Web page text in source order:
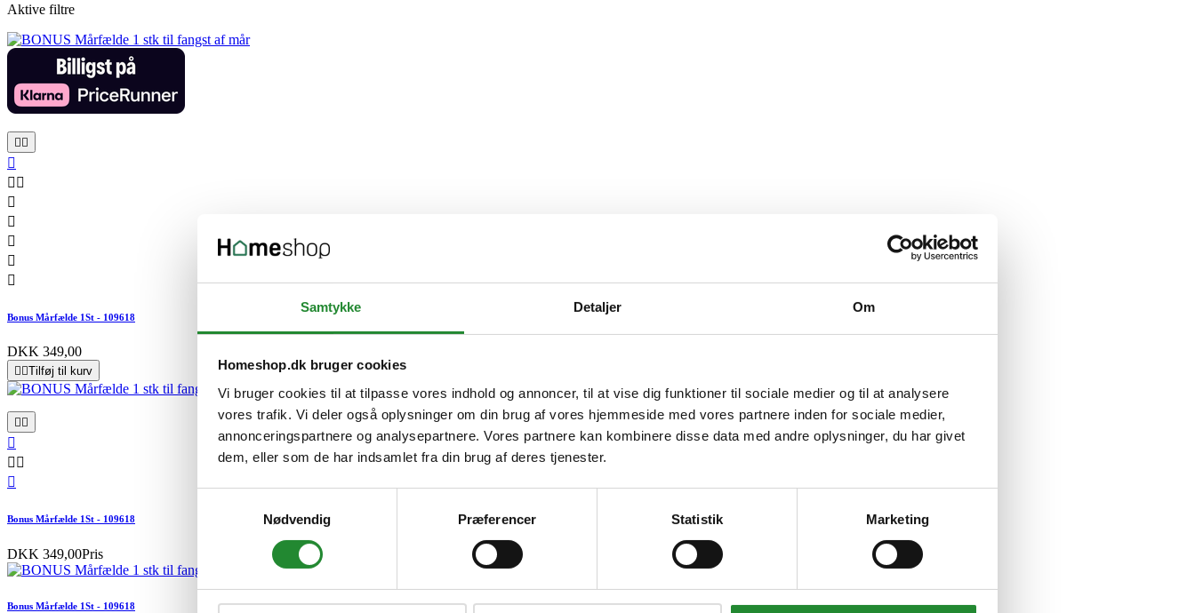
Samtykke Detaljer Om
Homeshop.dk bruger cookies
Vi bruger cookies til at tilpasse vores indhold og annoncer, til at vise dig funktioner til sociale medier og til at analysere
vores trafik. Vi deler også oplysninger om din brug af vores hjemmeside med vores partnere inden for sociale medier,
annonceringspartnere og analysepartnere. Vores partnere kan kombinere disse data med andre oplysninger, du har givet
dem, eller som de har indsamlet fra din brug af deres tjenester.
Nødvendig
Præferencer Statistik Marketing
Aktive filtre


 





Bonus Mårfælde 1St - 109618
DKK 349,00
 Tilføj til kurv
 

 

Bonus Mårfælde 1St - 109618
DKK 349,00Pris
Bonus Mårfælde 1St - 109618